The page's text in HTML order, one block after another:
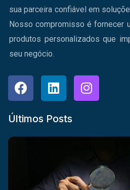
sua parceira confiável em
Nosso compromisso é fornecer
produtos personalizados que
seu negócio.
Últimos Posts